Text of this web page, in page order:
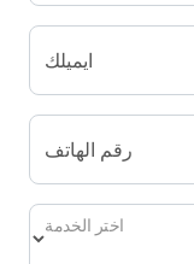
ايميلك
رقم الهاتف
اختر الخدمة